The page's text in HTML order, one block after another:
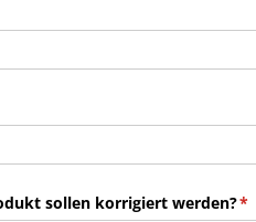
sollen korrigiert werden?*